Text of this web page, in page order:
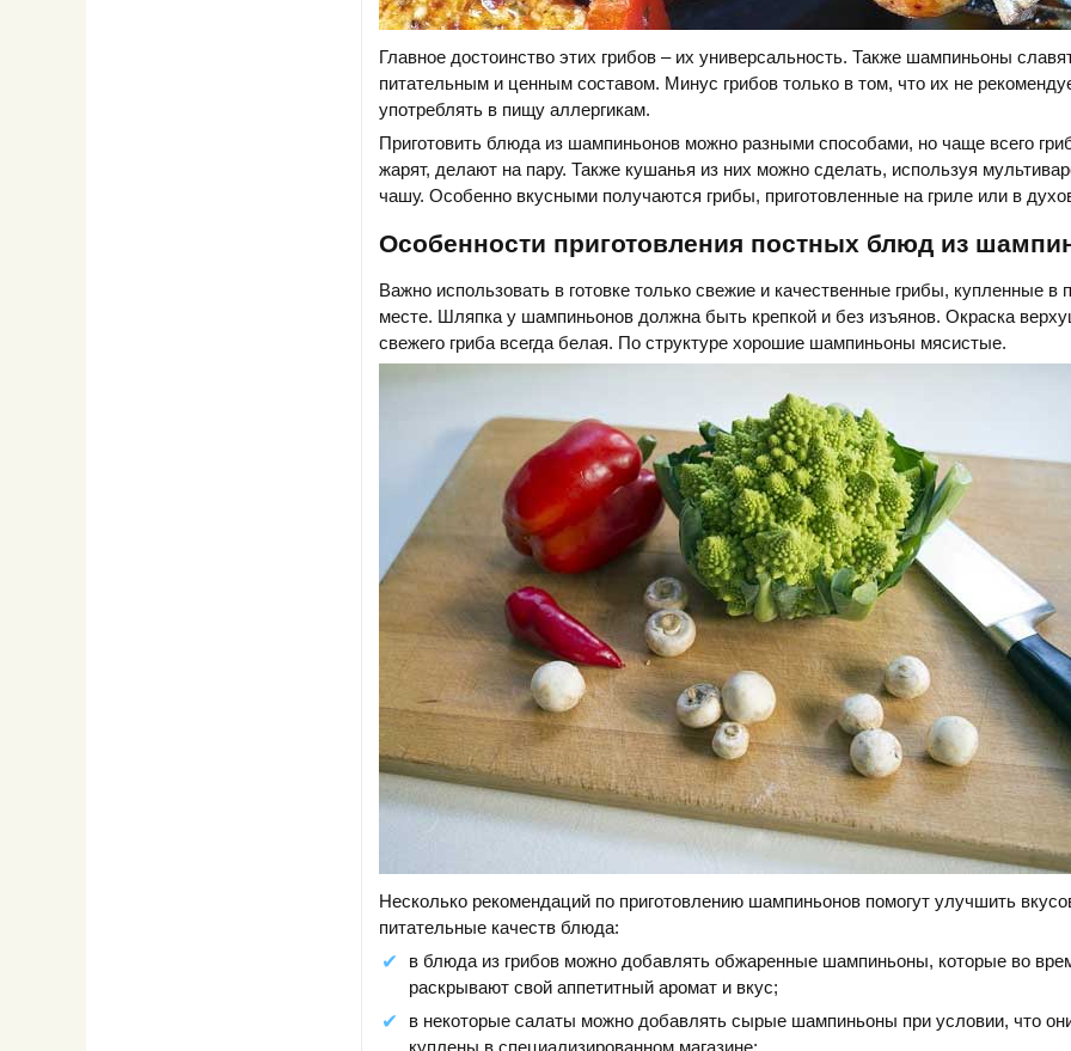
Главное достоинство этих грибов – их универсальность. Также шампиньоны
питательным и ценным составом. Минус грибов только в том, что их не
употреблять в пищу аллергикам.
Приготовить блюда из шампиньонов можно разными способами, но чаще всего
жарят, делают на пару. Также кушанья из них можно сделать, используя
чашу. Особенно вкусными получаются грибы, приготовленные на гриле или в
Особенности приготовления постных блюд из
Важно использовать в готовке только свежие и качественные грибы, купленные в
месте. Шляпка у шампиньонов должна быть крепкой и без изъянов. Окраска
свежего гриба всегда белая. По структуре хорошие шампиньоны мясистые.
Несколько рекомендаций по приготовлению шампиньонов помогут улучшить
питательные качеств блюда:
в блюда из грибов можно добавлять обжаренные шампиньоны, которые во
раскрывают свой аппетитный аромат и вкус;
в некоторые салаты можно добавлять сырые шампиньоны при условии, что